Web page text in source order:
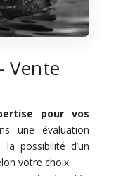
Vente
pour vos
une évaluation
possibilité d’un
votre choix.